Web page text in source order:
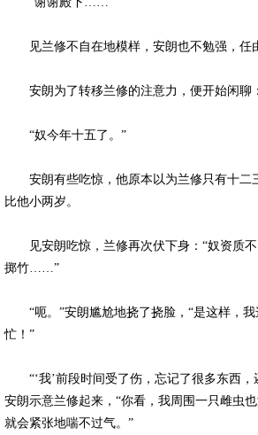
见兰修不自在地模样，安朗也不勉强，任
安朗为了转移兰修的注意力，便开始闲聊
“奴今年十五了。”
安朗有些吃惊，他原本以为兰修只有十二
比他小两岁。
见安朗吃惊，兰修再次伏下身：“奴资质不
掷竹……”
“呃。”安朗尴尬地挠了挠脸，“是这样，我
忙！”
“‘我’前段时间受了伤，忘记了很多东西，
安朗示意兰修起来，“你看，我周围一只雌虫
就会紧张地喘不过气。”